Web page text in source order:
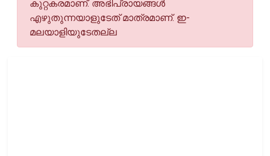
കുറ്റകരമാണ്. അഭിപ്രായങ്ങള്‍
എഴുതുന്നയാളുടേത് മാത്രമാണ്. ഇ-
മലയാളിയുടേതല്ല